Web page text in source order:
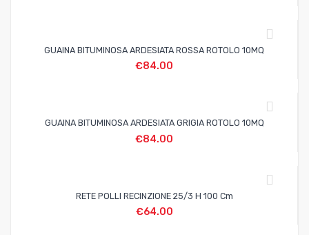
GUAINA BITUMINOSA ARDESIATA ROSSA ROTOLO 10MQ
€84.00
GUAINA BITUMINOSA ARDESIATA GRIGIA ROTOLO 10MQ
€84.00
RETE POLLI RECINZIONE 25/3 H 100 Cm
€64.00